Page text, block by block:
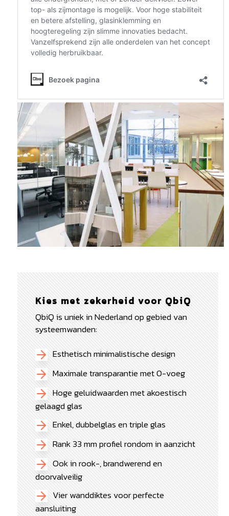
Kies met zekerheid voor QbiQ
QbiQ is uniek in Nederland op gebied van
systeemwanden:
Esthetisch minimalistische design
Maximale transparantie met 0-voeg
Hoge geluidwaarden met akoestisch
gelaagd glas
Enkel, dubbelglas en triple glas
Rank 33 mm profiel rondom in aanzicht
Ook in rook-, brandwerend en
doorvalveilig
Vier wanddiktes voor perfecte
aansluiting